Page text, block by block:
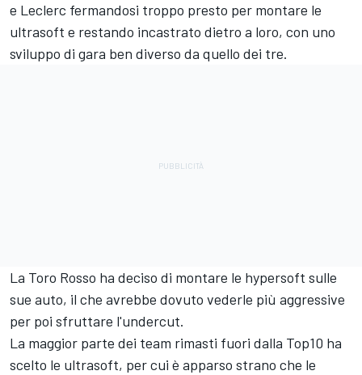
e Leclerc fermandosi troppo presto per montare le
ultrasoft e restando incastrato dietro a loro, con uno
sviluppo di gara ben diverso da quello dei tre.
La Toro Rosso ha deciso di montare le hypersoft sulle
sue auto, il che avrebbe dovuto vederle più aggressive
per poi sfruttare l'undercut.
La maggior parte dei team rimasti fuori dalla Top10 ha
scelto le ultrasoft, per cui è apparso strano che le